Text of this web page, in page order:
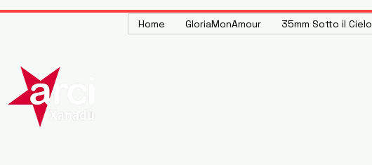
Home GloriaMonAmour 35mm Sotto il Cielo